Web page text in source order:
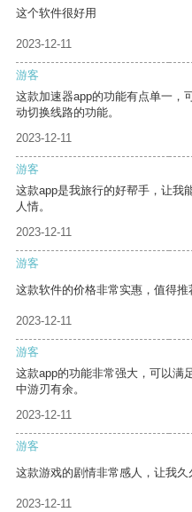
这个软件很好用
2023-12-11
游客
这款加速器app的功能有点单一，
动切换线路的功能。
2023-12-11
游客
这款app是我旅行的好帮手，让我
人情。
2023-12-11
游客
这款软件的价格非常实惠，值得推
2023-12-11
游客
这款app的功能非常强大，可以满
中游刃有余。
2023-12-11
游客
这款游戏的剧情非常感人，让我久
2023-12-11